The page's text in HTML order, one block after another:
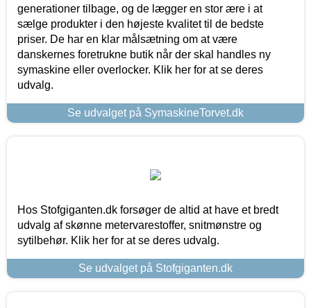
generationer tilbage, og de lægger en stor ære i at
sælge produkter i den højeste kvalitet til de bedste
priser. De har en klar målsætning om at være
danskernes foretrukne butik når der skal handles ny
symaskine eller overlocker. Klik her for at se deres
udvalg.
Se udvalget på SymaskineTorvet.dk
Hos Stofgiganten.dk forsøger de altid at have et bredt
udvalg af skønne metervarestoffer, snitmønstre og
sytilbehør. Klik her for at se deres udvalg.
Se udvalget på Stofgiganten.dk